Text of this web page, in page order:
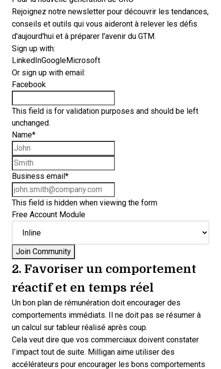
Rejoignez notre newsletter pour découvrir les tendances,
conseils et outils qui vous aideront à relever les défis
d'aujourd'hui et à préparer l'avenir du GTM.
Sign up with:
LinkedInGoogleMicrosoft
Or sign up with email:
Facebook
This field is for validation purposes and should be left
unchanged.
Name*
Business email *
This field is hidden when viewing the form
Free Account Module
2. Favoriser un comportement
réactif et en temps réel
Un bon plan de rémunération doit encourager des
comportements immédiats. Il ne doit pas se résumer à
un calcul sur tableur réalisé après coup.
Cela veut dire que vos commerciaux doivent constater
l’impact tout de suite. Milligan aime utiliser des
accélérateurs pour encourager les bons comportements